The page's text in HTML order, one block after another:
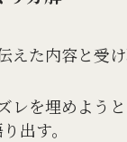
えた内容と受
レを埋めよう
出す。